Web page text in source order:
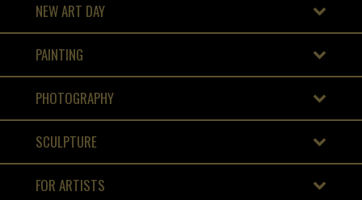
NEW ART DAY
PAINTING
PHOTOGRAPHY
SCULPTURE
FOR ARTISTS